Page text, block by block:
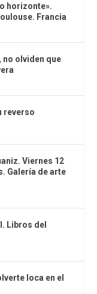
horizonte».
Francia
no olviden que
reverso
Viernes 12
Galería de arte
Libros del
loca en el